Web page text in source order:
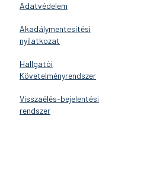
Adatvédelem
Akadálymentesítési
nyilatkozat
Hallgatói
Követelményrendszer
Visszaélés-bejelentési
rendszer